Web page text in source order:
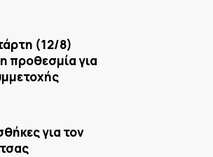
(12/8)
προθεσμία για
για τον